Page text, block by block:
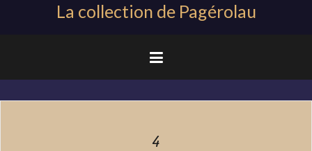
La collection de Pagérolau
4